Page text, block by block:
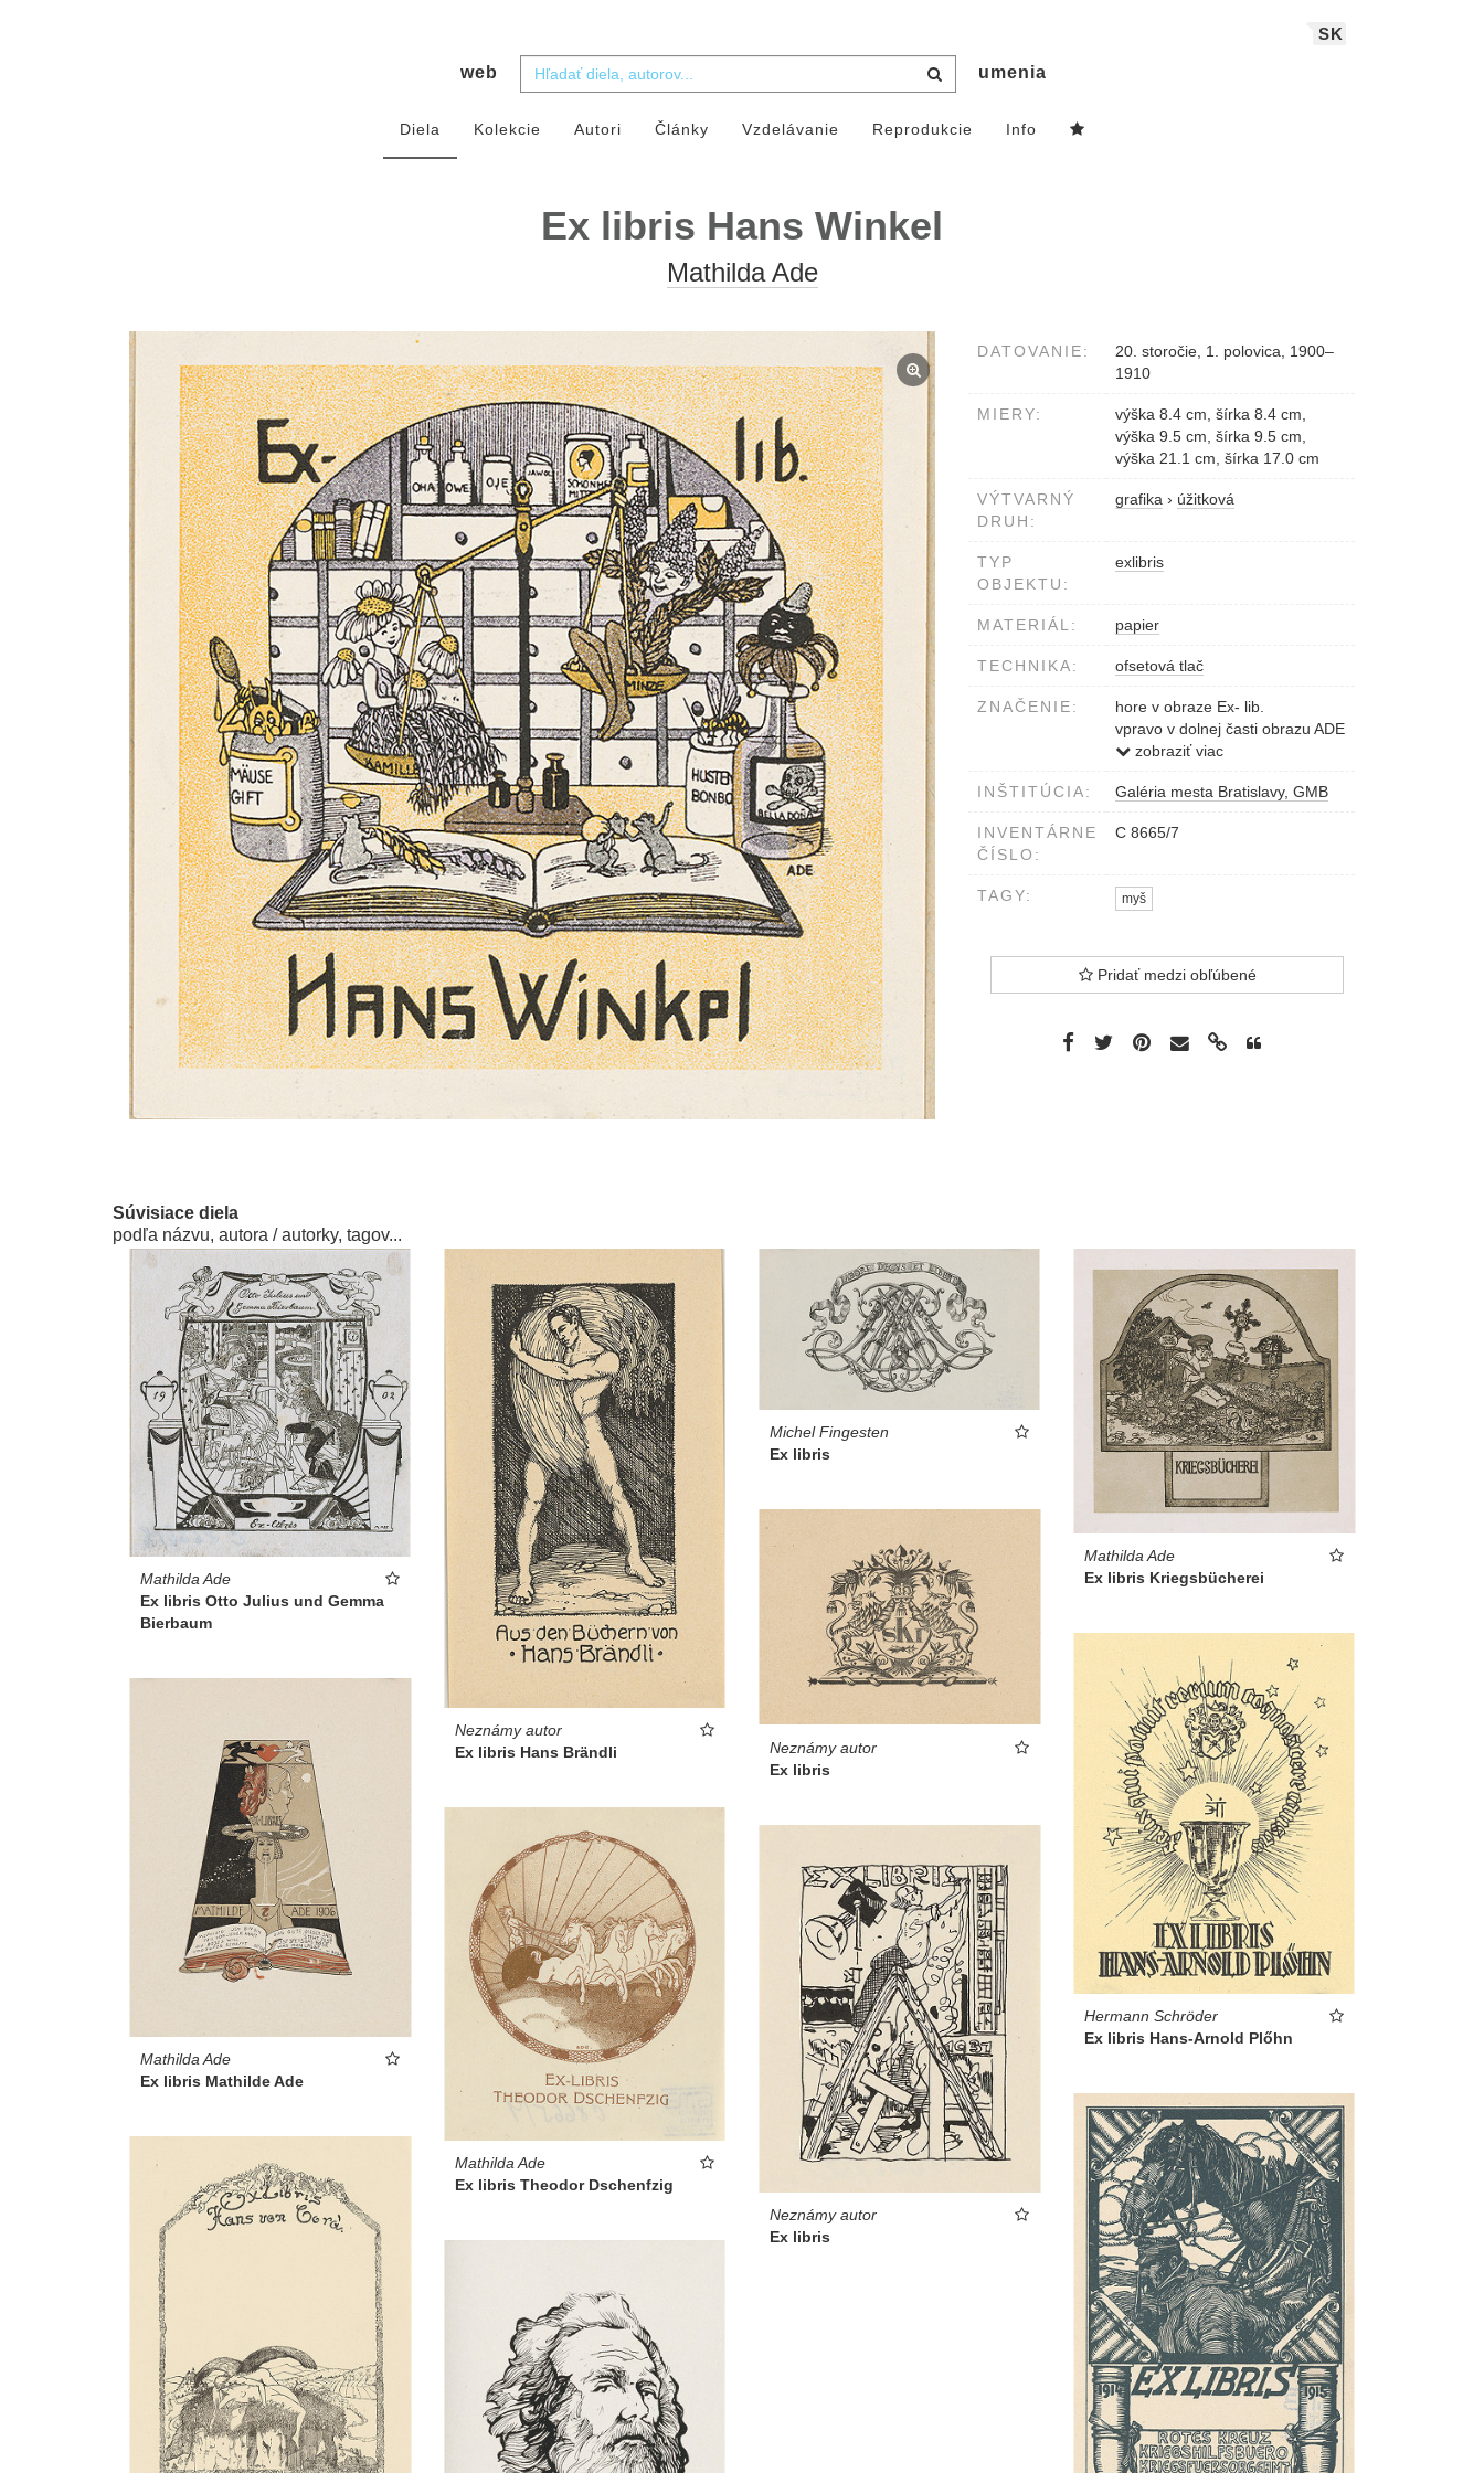
SK
web umenia
Diela Kolekcie Autori Články Vzdelávanie Reprodukcie Info
Ex libris Hans Winkel
Mathilda Ade
DATOVANIE:
20. storočie, 1. polovica, 1900–
1910
MIERY:
výška 8.4 cm, šírka 8.4 cm,
výška 9.5 cm, šírka 9.5 cm,
výška 21.1 cm, šírka 17.0 cm
VÝTVARNÝ
DRUH:
grafika › úžitková
TYP
OBJEKTU:
exlibris
MATERIÁL: papier
TECHNIKA: ofsetová tlač
ZNAČENIE:
hore v obraze Ex- lib.
vpravo v dolnej časti obrazu ADE
dole v obraze HANS WINKeL
Zeichner M.Ade. Abt. A. Besitzer
Taisch 1926. Ex libris Sammlung
zobraziť viac
INŠTITÚCIA: Galéria mesta Bratislavy, GMB
INVENTÁRNE
ČÍSLO:
C 8665/7
TAGY: myš
Pridať medzi obľúbené
Súvisiace diela
podľa názvu, autora / autorky, tagov...
Mathilda Ade
Ex libris Otto Julius und Gemma
Bierbaum
Neznámy autor
Ex libris Hans Brändli
Michel Fingesten
Ex libris
Mathilda Ade
Ex libris Kriegsbücherei
Neznámy autor
Ex libris
Hermann Schröder
Ex libris Hans-Arnold Plőhn
Mathilda Ade
Ex libris Mathilde Ade
Mathilda Ade
Ex libris Theodor Dschenfzig
Neznámy autor
Ex libris